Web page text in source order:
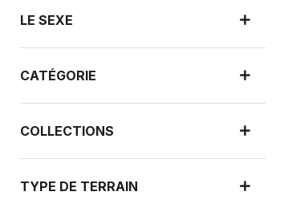
LE SEXE
CATÉGORIE
COLLECTIONS
TYPE DE TERRAIN